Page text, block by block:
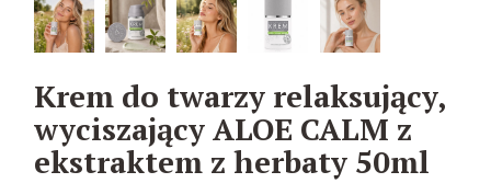
Krem do twarzy relaksujący,
wyciszający ALOE CALM z
ekstraktem z herbaty 50ml